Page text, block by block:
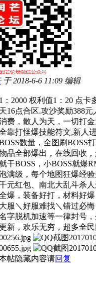
于 2018-6-6 11:09 编辑
：2000 权利值1：20 点卡
16点合区.攻沙奖励388
费，散人为天，一切打
靠打怪爆技能符文,新
数量，全图刷BOSS
品全部爆出，在线回收
干BOSS，小BOSS就爆
满级，每个地图狂爆经
元红包、南北大乱斗杀
爆，装备好打，材料好
服＼好服难找＼错过必
字脱机加速等一律封号
新，欢乐无穷，超多全
帖隐藏内容请回复